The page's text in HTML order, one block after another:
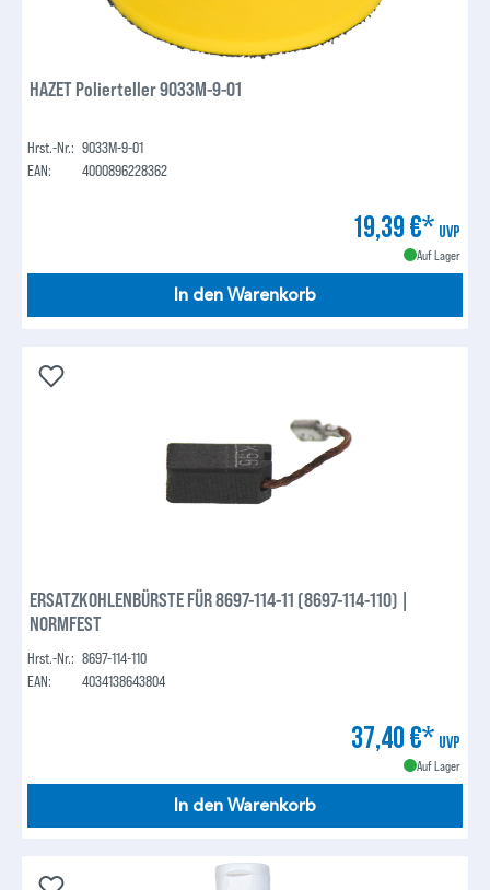
HAZET Polierteller 9033M-9-01
Hrst.-Nr.: 9033M-9-01
EAN:
4000896228362
19,39 €* UVP
Auf Lager
In den Warenkorb
ERSATZKOHLENBÜRSTE FÜR 8697-114-11 (8697-114-110) |
NORMFEST
Hrst.-Nr.: 8697-114-110
EAN:
4034138643804
37,40 €* UVP
Auf Lager
In den Warenkorb